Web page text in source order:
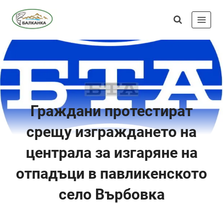
Граждани протестират
срещу изграждането на
централа за изгаряне на
отпадъци в павликенското
село Върбовка